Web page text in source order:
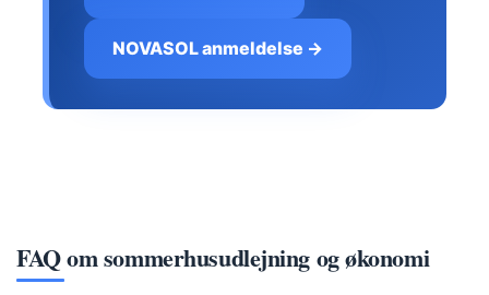
NOVASOL anmeldelse →
FAQ om sommerhusudlejning og økonomi